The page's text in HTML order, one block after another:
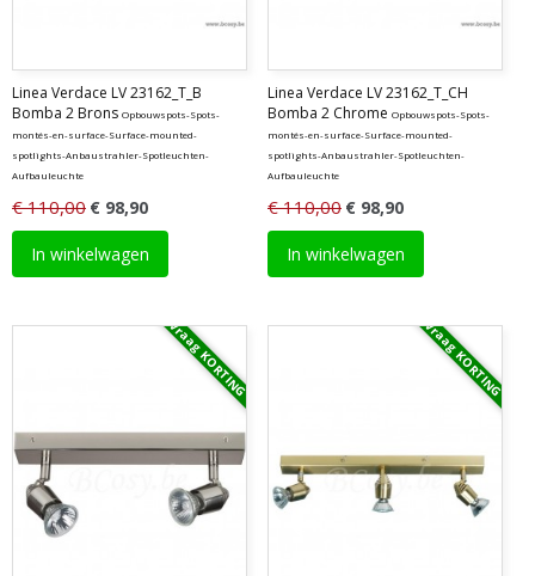
Linea Verdace LV 23162_T_B
Bomba 2 Brons Opbouwspots-Spots-
montés-en-surface-Surface-mounted-
spotlights-Anbaustrahler-Spotleuchten-
Aufbauleuchte
€ 110,00 € 98,90
In winkelwagen
Linea Verdace LV 23162_T_CH
Bomba 2 Chrome Opbouwspots-Spots-
montés-en-surface-Surface-mounted-
spotlights-Anbaustrahler-Spotleuchten-
Aufbauleuchte
€ 110,00 € 98,90
In winkelwagen
Vraag KORTING Vraag KORTING